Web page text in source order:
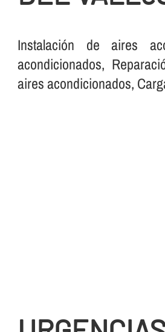
Instalación de aires
acondicionados,
aires acondicionados,